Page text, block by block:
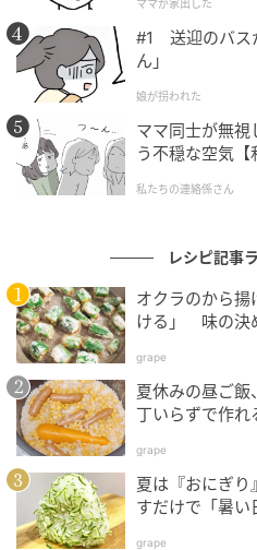
暮らしニスタ
ぽりぽり美味しい一口きゅう
■ コツ・ポイント
これから暑くなる季節にお
ママが家出した
#1 送迎のバス
ん」
娘が拐われた
ママ同士が無
う不穏な空気【
私たちの連絡係さん
レシピ記事
オクラのから揚
ける」 味の決
grape
夏休みの昼ご
丁いらずで作れ
grape
夏は『おにぎ
すだけで「暑い
grape